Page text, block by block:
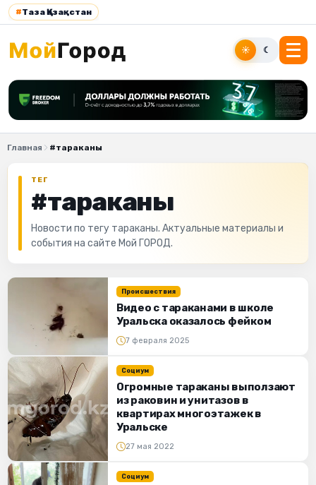
#Таза Қазақстан
☀ ☾
Главная #тараканы
ТЕГ
#тараканы
Новости по тегу тараканы. Актуальные материалы и
события на сайте Мой ГОРОД.
Происшествия
Видео с тараканами в школе
Уральска оказалось фейком
7 февраля 2025
Социум
Огромные тараканы выползают
из раковин и унитазов в
квартирах многоэтажек в
Уральске
27 мая 2022
Социум